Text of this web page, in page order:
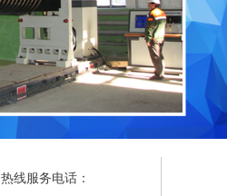
热线服务电话：